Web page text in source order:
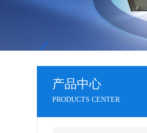
产品中心
PRODUCTS CENTER